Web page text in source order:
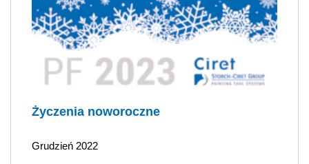
Życzenia noworoczne
Grudzień 2022